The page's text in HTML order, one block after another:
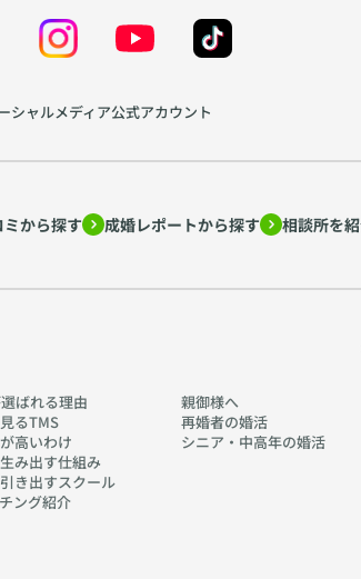
ャルメディア公式アカウント
から探す 成婚レポートから探す 相談所を
ばれる理由
るTMS
高いわけ
み出す仕組み
き出すスクール
ング紹介
親御様へ
再婚者の婚活
シニア・中高年の婚活